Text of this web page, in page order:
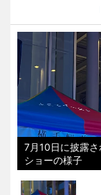
7月10日に披露
ショーの様子